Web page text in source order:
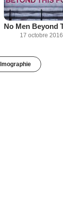
17 octobre 2016